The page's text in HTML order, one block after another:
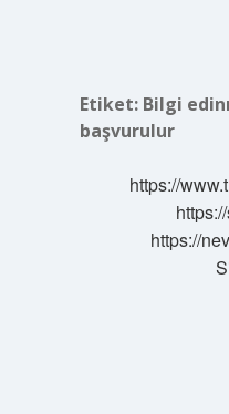
Etiket: Bilgi
başvurulur
https://
https://